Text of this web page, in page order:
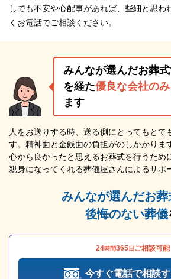
しでも不安や心配事があれば、些細と思わ
くお電話でご相談ください。
みんなが選んだお葬
を経た優良な会社の
ます
人をお送りする時、送る側にとってもとて
す。精神面と金銭面の負担がのしかかりま
心から良かったと思えるお葬式を行うため
親身になってくれる葬儀屋さんによるサポ
みんなが選んだお葬
後悔のない葬儀
24時間365日 ご相談可能
今すぐ電話で相談